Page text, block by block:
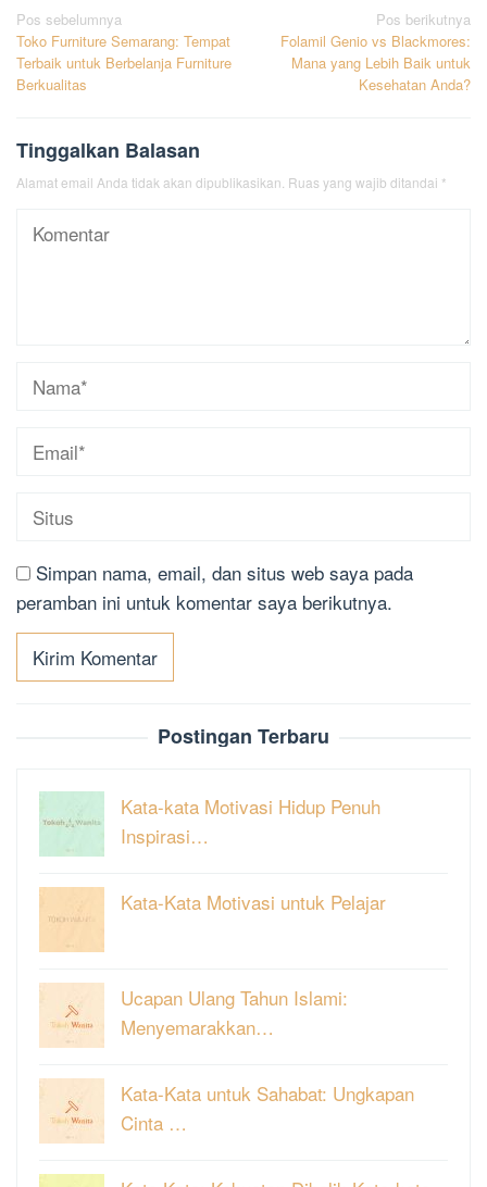
Navigasi
pos
Pos sebelumnya
Toko Furniture Semarang: Tempat
Terbaik untuk Berbelanja Furniture
Berkualitas
Pos berikutnya
Folamil Genio vs Blackmores:
Mana yang Lebih Baik untuk
Kesehatan Anda?
Tinggalkan Balasan
Alamat email Anda tidak akan dipublikasikan. Ruas yang wajib ditandai *
Simpan nama, email, dan situs web saya pada
peramban ini untuk komentar saya berikutnya.
Postingan Terbaru
Kata-kata Motivasi Hidup Penuh
Inspirasi…
Kata-Kata Motivasi untuk Pelajar
Ucapan Ulang Tahun Islami:
Menyemarakkan…
Kata-Kata untuk Sahabat: Ungkapan
Cinta …